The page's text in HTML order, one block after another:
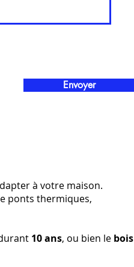
Envoyer
à votre maison.
ponts thermiques,
10 ans, ou bien le bois